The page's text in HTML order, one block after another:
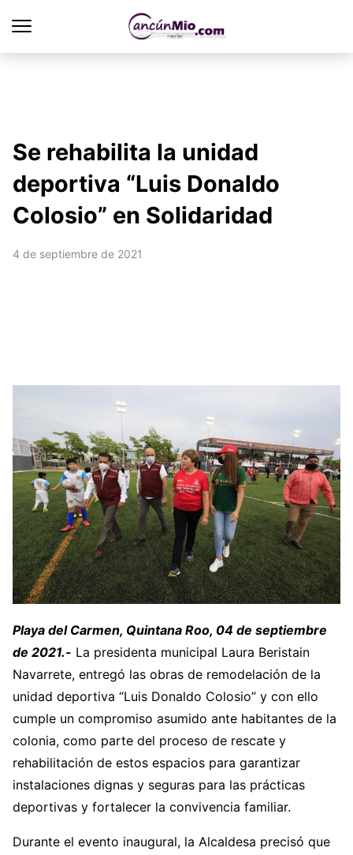
Se rehabilita la unidad
deportiva “Luis Donaldo
Colosio” en Solidaridad
4 de septiembre de 2021
Playa del Carmen, Quintana Roo, 04 de septiembre
de 2021.- La presidenta municipal Laura Beristain
Navarrete, entregó las obras de remodelación de la
unidad deportiva “Luis Donaldo Colosio” y con ello
cumple un compromiso asumido ante habitantes de la
colonia, como parte del proceso de rescate y
rehabilitación de estos espacios para garantizar
instalaciones dignas y seguras para las prácticas
deportivas y fortalecer la convivencia familiar.
Durante el evento inaugural, la Alcaldesa precisó que